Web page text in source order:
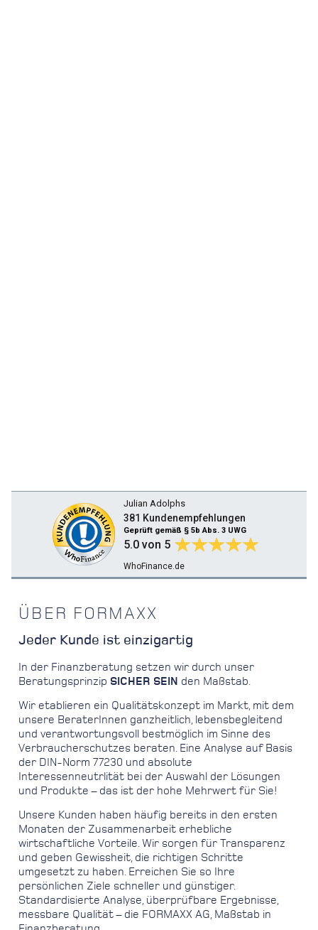
Julian Adolphs
381 Kundenempfehlungen
Geprüft gemäß § 5b Abs. 3 UWG
5.0 von 5
WhoFinance.de
ÜBER FORMAXX
Jeder Kunde ist einzigartig
In der Finanzberatung setzen wir durch unser
Beratungsprinzip SICHER SEIN den Maßstab.
Wir etablieren ein Qualitätskonzept im Markt, mit dem
unsere BeraterInnen ganzheitlich, lebensbegleitend
und verantwortungsvoll bestmöglich im Sinne des
Verbraucherschutzes beraten. Eine Analyse auf Basis
der DIN-Norm 77230 und absolute
Interessenneutrlität bei der Auswahl der Lösungen
und Produkte – das ist der hohe Mehrwert für Sie!
Unsere Kunden haben häufig bereits in den ersten
Monaten der Zusammenarbeit erhebliche
wirtschaftliche Vorteile. Wir sorgen für Transparenz
und geben Gewissheit, die richtigen Schritte
umgesetzt zu haben. Erreichen Sie so Ihre
persönlichen Ziele schneller und günstiger.
Standardisierte Analyse, überprüfbare Ergebnisse,
messbare Qualität – die FORMAXX AG, Maßstab in